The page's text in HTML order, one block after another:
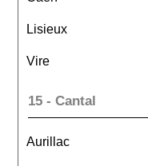
Lisieux
Vire
15 - Cantal
Aurillac